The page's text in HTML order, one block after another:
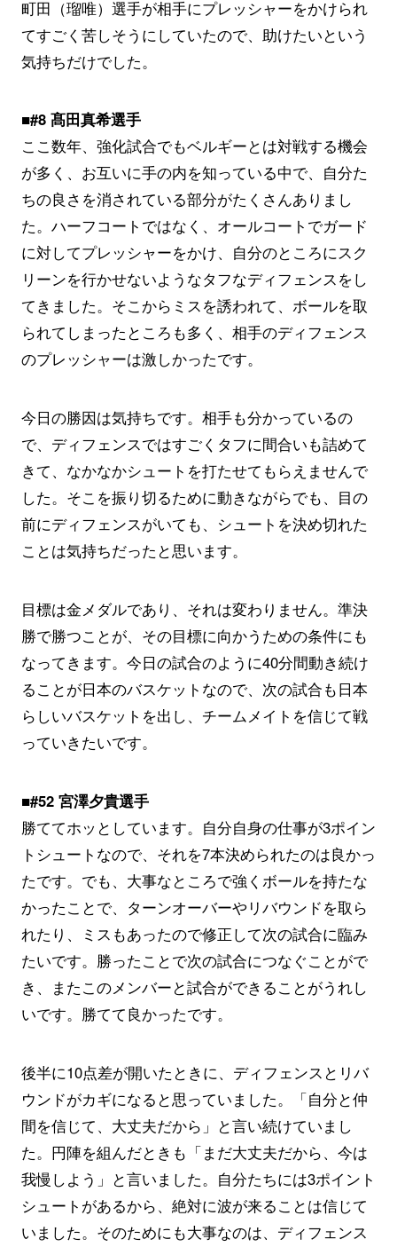
町田（瑠唯）選手が相手にプレッシャーをかけられ
てすごく苦しそうにしていたので、助けたいという
気持ちだけでした。
■#8 髙田真希選手
ここ数年、強化試合でもベルギーとは対戦する機会
が多く、お互いに手の内を知っている中で、自分た
ちの良さを消されている部分がたくさんありまし
た。ハーフコートではなく、オールコートでガード
に対してプレッシャーをかけ、自分のところにスク
リーンを行かせないようなタフなディフェンスをし
てきました。そこからミスを誘われて、ボールを取
られてしまったところも多く、相手のディフェンス
のプレッシャーは激しかったです。
今日の勝因は気持ちです。相手も分かっているの
で、ディフェンスではすごくタフに間合いも詰めて
きて、なかなかシュートを打たせてもらえませんで
した。そこを振り切るために動きながらでも、目の
前にディフェンスがいても、シュートを決め切れた
ことは気持ちだったと思います。
目標は金メダルであり、それは変わりません。準決
勝で勝つことが、その目標に向かうための条件にも
なってきます。今日の試合のように40分間動き続け
ることが日本のバスケットなので、次の試合も日本
らしいバスケットを出し、チームメイトを信じて戦
っていきたいです。
■#52 宮澤夕貴選手
勝ててホッとしています。自分自身の仕事が3ポイン
トシュートなので、それを7本決められたのは良かっ
たです。でも、大事なところで強くボールを持たな
かったことで、ターンオーバーやリバウンドを取ら
れたり、ミスもあったので修正して次の試合に臨み
たいです。勝ったことで次の試合につなぐことがで
き、またこのメンバーと試合ができることがうれし
いです。勝てて良かったです。
後半に10点差が開いたときに、ディフェンスとリバ
ウンドがカギになると思っていました。「自分と仲
間を信じて、大丈夫だから」と言い続けていまし
た。円陣を組んだときも「まだ大丈夫だから、今は
我慢しよう」と言いました。自分たちには3ポイント
シュートがあるから、絶対に波が来ることは信じて
いました。そのためにも大事なのは、ディフェンス